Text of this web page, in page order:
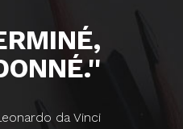
da Vinci